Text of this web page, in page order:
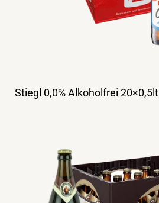
Stiegl 0,0% Alkoholfrei 20×0,5lt